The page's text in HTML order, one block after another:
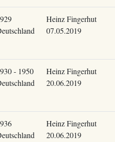
Heinz Fingerhut
07.05.2019
- 1950
Heinz Fingerhut
20.06.2019
Heinz Fingerhut
20.06.2019